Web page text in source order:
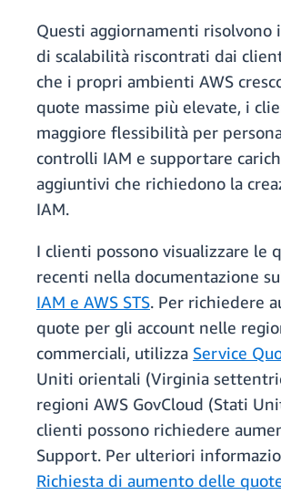
Questi aggiornamenti risolvono
di scalabilità riscontrati dai
che i propri ambienti AWS
quote massime più elevate, i
maggiore flessibilità per
controlli IAM e supportare
aggiuntivi che richiedono la
IAM.
I clienti possono visualizzare le
recenti nella documentazione
IAM e AWS STS. Per richiedere
quote per gli account nelle
commerciali, utilizza Service
Uniti orientali (Virginia
regioni AWS GovCloud (Stati
clienti possono richiedere
Support. Per ulteriori
Richiesta di aumento delle